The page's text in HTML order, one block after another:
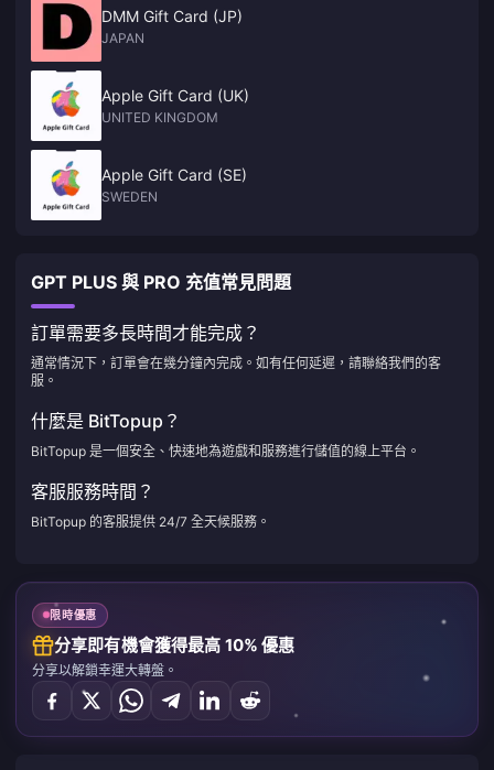
DMM Gift Card (JP)
JAPAN
Apple Gift Card (UK)
UNITED KINGDOM
Apple Gift Card (SE)
SWEDEN
GPT PLUS 與 PRO 充值常見問題
訂單需要多長時間才能完成？
通常情況下，訂單會在幾分鐘內完成。如有任何延遲，請聯絡我們的客
服。
什麼是 BitTopup？
BitTopup 是一個安全、快速地為遊戲和服務進行儲值的線上平台。
客服服務時間？
BitTopup 的客服提供 24/7 全天候服務。
限時優惠
分享即有機會獲得最高 10% 優惠
分享以解鎖幸運大轉盤。